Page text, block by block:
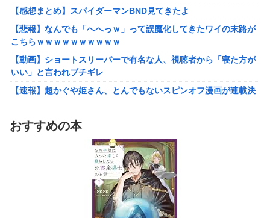
ムの敵ｗｗｗｗｗ
【艦これ】けーかいじん 他
【画像】避難所のリアル、レベチｗｗｗｗｗｗｗｗｗｗｗｗｗｗ
ｗｗ
【悲報】財務省のエース、左遷へ。官邸幹部「政権に協力的でな
かったから」
ワイ「子供2人目欲しいんやが、、、」ヨッメ「金は？育児は？
【悲報】Google、Geminiのせいで史上初のマイナスキャッシュ
フローに陥る
【悲報】娘「吹奏楽部の顧問に楽器買えって言われた」親「いく
らなの？」娘「60万」
【動画】大阪府警のおっさん射殺映像が公開される。当然のよう
に無抵抗だったことが発覚
資産7億桐谷さん「お金を貯めすぎた。自分が死ぬことを想定し
【感想まとめ】スパイダーマンBND見てきたよ
【悲報】なんでも「へへっｗ」って誤魔化してきたワイの末路が
こちらｗｗｗｗｗｗｗｗｗｗ
【動画】ショートスリーパーで有名な人、視聴者から「寝た方が
いい」と言われブチギレ
【速報】超かぐや姫さん、とんでもないスピンオフ漫画が連載決
【艦これ】イベントぼちぼち終わらせてる人増えてるけど、終わ
ったらみんな何してる？
【艦これ】けーかいじん 他
韓国の人気コーヒーチェーン「ペクスダバン」が日本初上陸→東
京・新橋に１号店オープン
おすすめの本